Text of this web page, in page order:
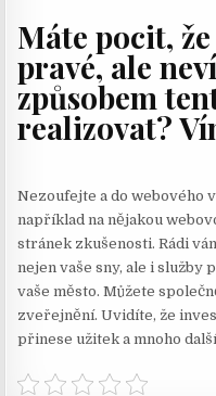
Máte pocit,
pravé, ale
způsobem
realizovat?
Nezoufejte a do webového
například na nějakou
stránek zkušenosti. Rádi
nejen vaše sny, ale i služby
vaše město. Můžete
zveřejnění. Uvidíte, že
přinese užitek a mnoho